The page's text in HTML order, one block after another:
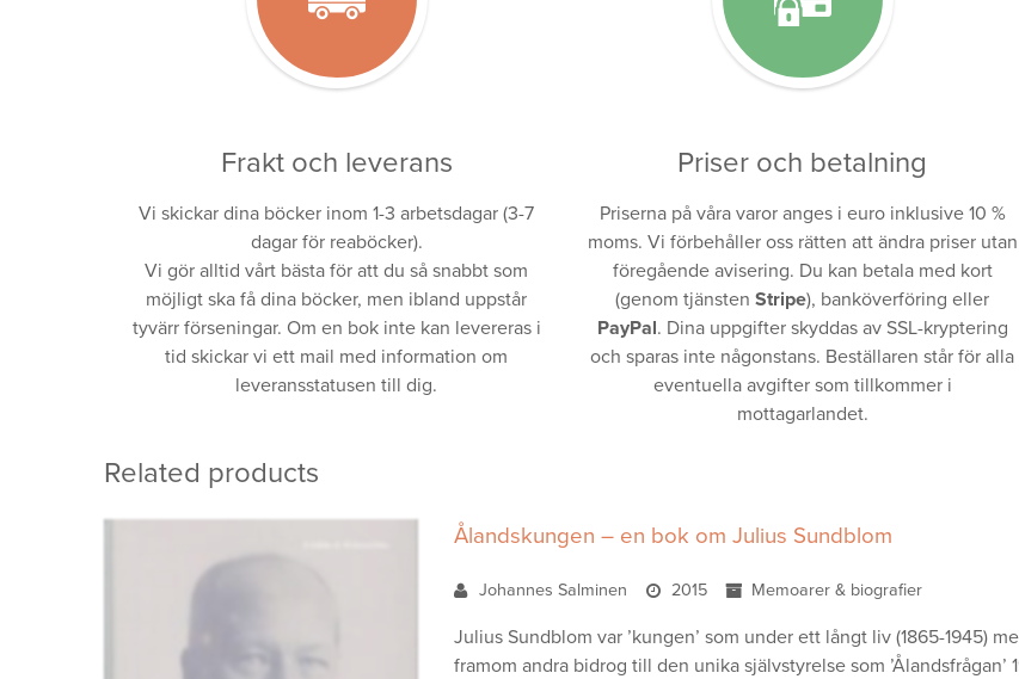
Frakt och leverans
Vi skickar dina böcker inom 1-3 arbetsdagar (3-7
dagar för reaböcker).
Vi gör alltid vårt bästa för att du så snabbt som
möjligt ska få dina böcker, men ibland uppstår
tyvärr förseningar. Om en bok inte kan levereras i
tid skickar vi ett mail med information om
leveransstatusen till dig.
Priser och betalning
Priserna på våra varor anges i euro inklusive 10 %
moms. Vi förbehåller oss rätten att ändra priser utan
föregående avisering. Du kan betala med kort
(genom tjänstenStripe), banköverföring eller
PayPal. Dina uppgifter skyddas av SSL-kryptering
och sparas inte någonstans. Beställaren står för alla
eventuella avgifter som tillkommer i
mottagarlandet.
Related products
Ålandskungen – en bok om Julius Sundblom
Johannes Salminen 2015 Memoarer & biografier
Julius Sundblom var ’kungen’ som under ett långt liv (1865-1945)
framom andra bidrog till den unika självstyrelse som ’Ålandsfrågan’